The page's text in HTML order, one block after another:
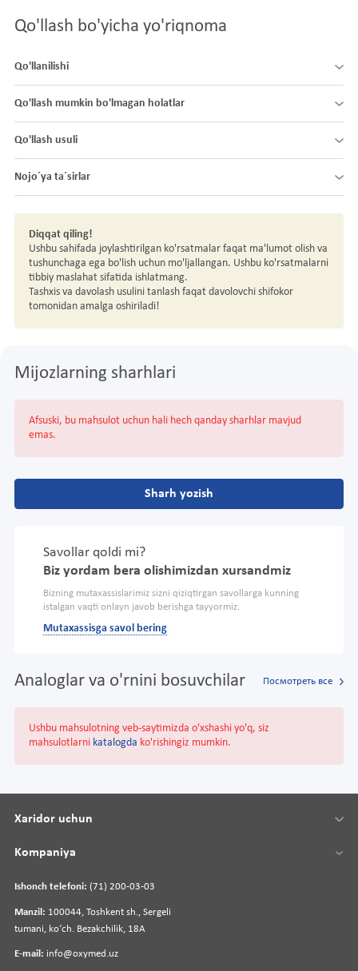
Qo'llash bo'yicha yo'riqnoma
Qo'llanilishi
Qo'llash mumkin bo'lmagan holatlar
Qo'llash usuli
Nojo´ya ta´sirlar
Diqqat qiling!
Ushbu sahifada joylashtirilgan ko'rsatmalar faqat ma'lumot olish va
tushunchaga ega bo'lish uchun mo'ljallangan. Ushbu ko'rsatmalarni
tibbiy maslahat sifatida ishlatmang.
Tashxis va davolash usulini tanlash faqat davolovchi shifokor
tomonidan amalga oshiriladi!
Mijozlarning sharhlari
Afsuski, bu mahsulot uchun hali hech qanday sharhlar mavjud
emas.
Sharh yozish
Savollar qoldi mi?
Biz yordam bera olishimizdan xursandmiz
Bizning mutaxassislarimiz sizni qiziqtirgan savollarga kunning
istalgan vaqti onlayn javob berishga tayyormiz.
Mutaxassisga savol bering
Analoglar va o'rnini bosuvchilar Посмотреть все
Ushbu mahsulotning veb-saytimizda o'xshashi yo'q, siz
mahsulotlarni katalogda ko'rishingiz mumkin.
Ishonch telefoni: (71) 200-03-03
Manzil: 100044, Toshkent sh., Sergeli
tumani, koʻch. Bezakchilik, 18A
E-mail: info@oxymed.uz
Xaridor uchun
Kompaniya